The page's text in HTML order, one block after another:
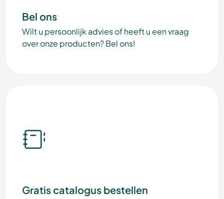
Bel ons
Wilt u persoonlijk advies of heeft u een vraag
over onze producten? Bel ons!
Gratis catalogus bestellen